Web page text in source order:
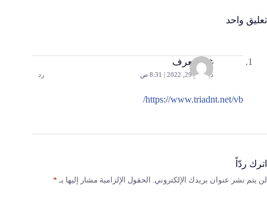
تعليق واحد
غير معرف
ديسمبر 29, 2022 | 8:31 ص رد
https://www.triadnt.net/vb/
اترك ردّاً
لن يتم نشر عنوان بريدك الإلكتروني. الحقول الإلزامية مشار إليها بـ *